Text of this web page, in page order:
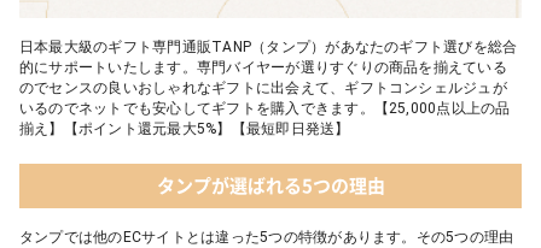
日本最大級のギフト専門通販TANP（タンプ）があなたのギフト選びを総合
的にサポートいたします。専門バイヤーが選りすぐりの商品を揃えている
のでセンスの良いおしゃれなギフトに出会えて、ギフトコンシェルジュが
いるのでネットでも安心してギフトを購入できます。【25,000点以上の品
揃え】【ポイント還元最大5%】【最短即日発送】
タンプが選ばれる5つの理由
タンプでは他のECサイトとは違った5つの特徴があります。その5つの理由